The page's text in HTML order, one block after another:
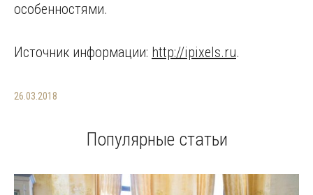
особенностями.
Источник информации: http://ipixels.ru.
26.03.2018
Популярные статьи